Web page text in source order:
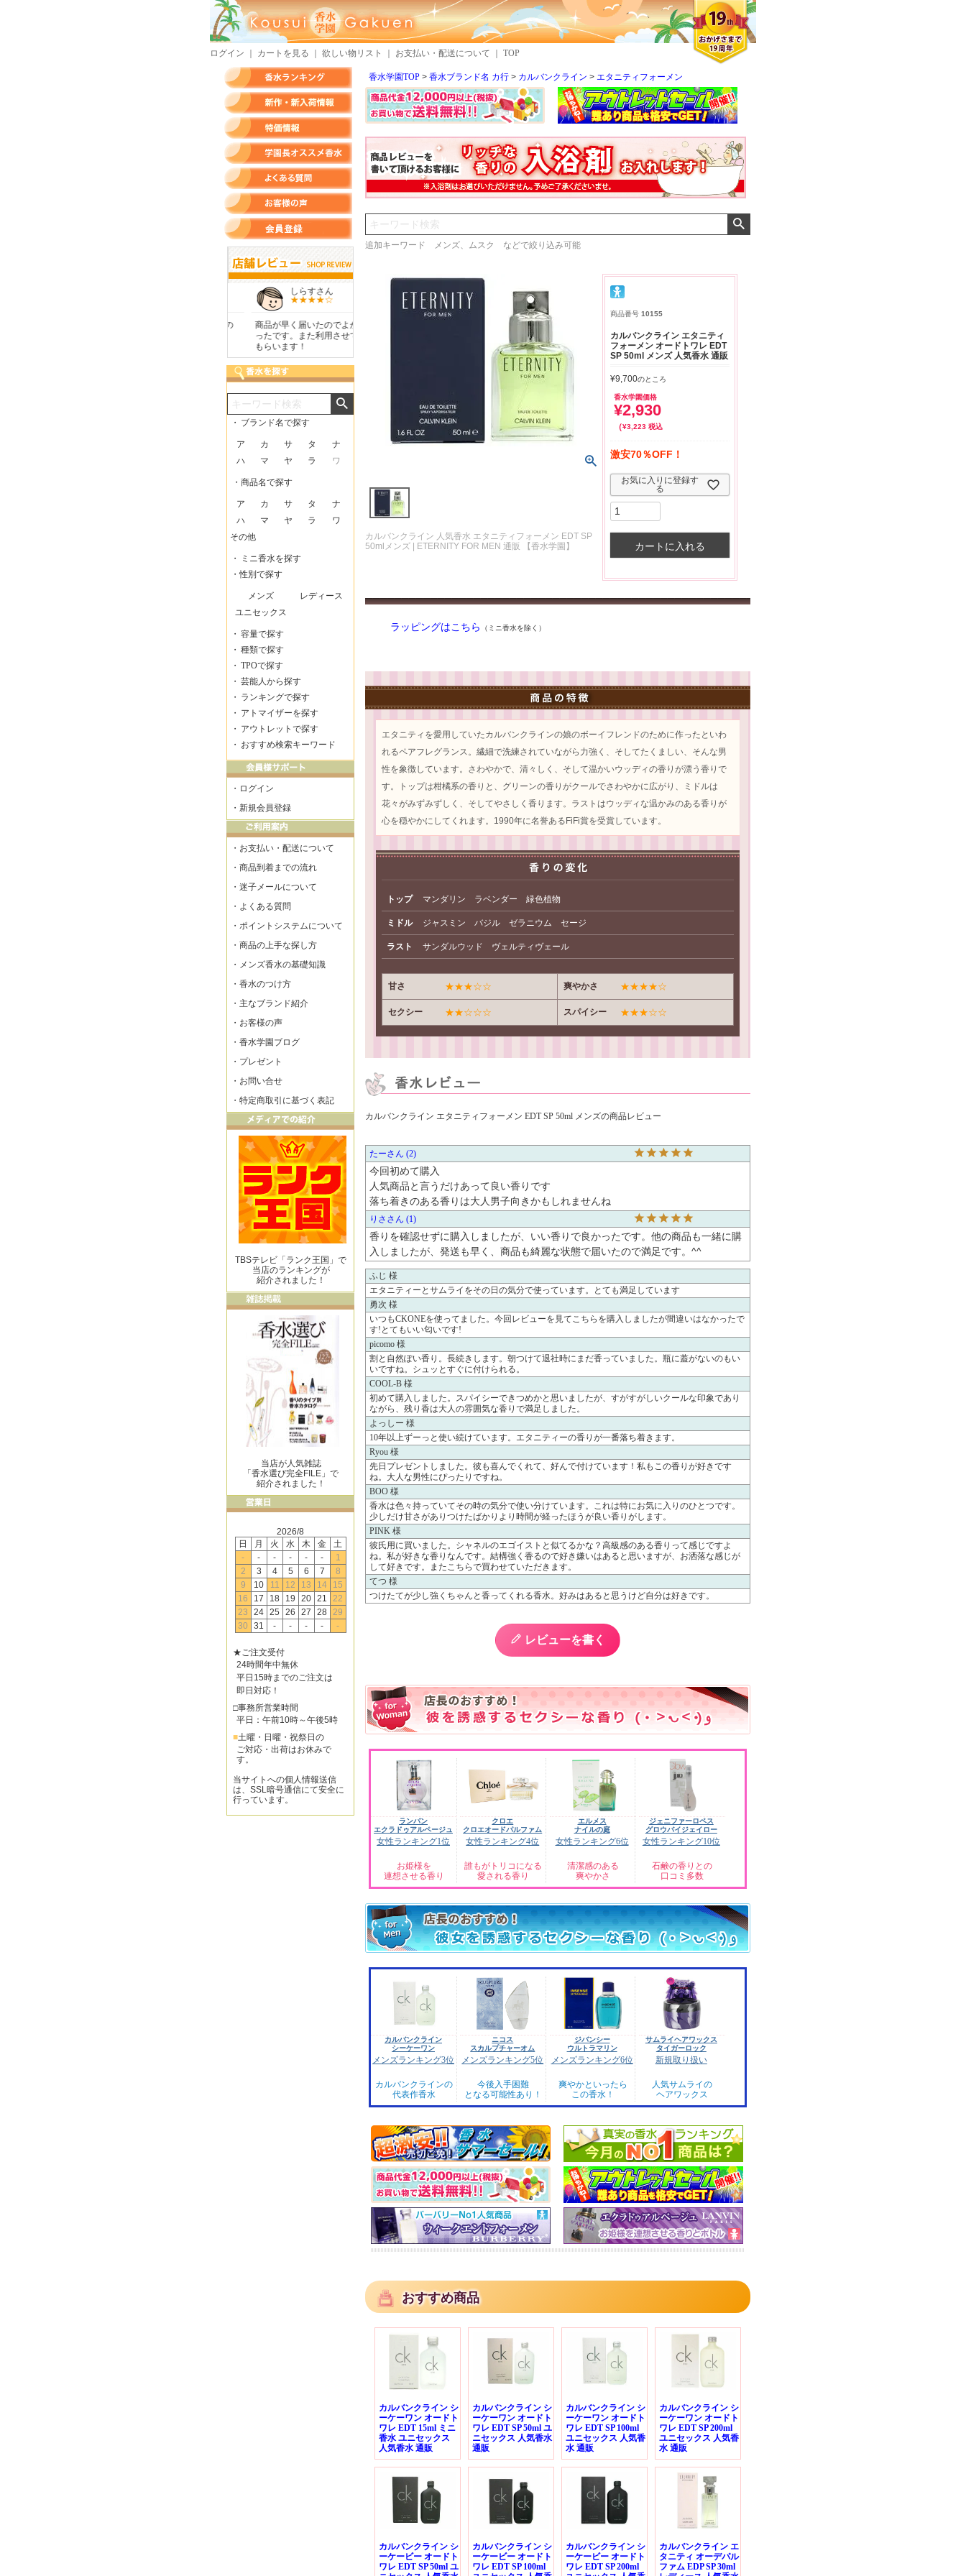
ログイン カートを見る 欲しい物リスト お支払い・配送について TOP
香水学園TOP 香水ブランド名 カ行 カルバンクライン エタニティフォーメン
検索
追加キーワード メンズ、ムスク などで絞り込み可能
カルバンクライン 人気香水 エタニティフォーメン EDT SP
50mlメンズ | ETERNITY FOR MEN 通販 【香水学園】
商品番号 10155
カルバンクライン エタニティ
フォーメン オードトワレ EDT
SP 50ml メンズ 人気香水 通販
¥9,700のところ
香水学園価格
¥2,930
¥3,223 税込
激安70％OFF！
お気に入りに登録す
る
カートに入れる
ラッピングはこちら （ミニ香水を除く）
エタニティを愛用していたカルバンクラインの娘のボーイフレンドのために作ったといわ
れるペアフレグランス。繊細で洗練されていながら力強く、そしてたくましい、そんな男
性を象徴しています。さわやかで、清々しく、そして温かいウッディの香りが漂う香りで
す。トップは柑橘系の香りと、グリーンの香りがクールでさわやかに広がり、ミドルは
花々がみずみずしく、そしてやさしく香ります。ラストはウッディな温かみのある香りが
心を穏やかにしてくれます。1990年に名誉あるFiFi賞を受賞しています。
トップ マンダリン ラベンダー 緑色植物
ミドル ジャスミン バジル ゼラニウム セージ
ラスト サンダルウッド ヴェルティヴェール
甘さ ★★★☆☆ 爽やかさ ★★★★☆
セクシー ★★☆☆☆ スパイシー ★★★☆☆
カルバンクライン エタニティフォーメン EDT SP 50ml メンズの商品レビュー
たー 2
今回初めて購入
人気商品と言うだけあって良い香りです
落ち着きのある香りは大人男子向きかもしれませんね
りさ 1
香りを確認せずに購入しましたが、いい香りで良かったです。他の商品も一緒に購
入しましたが、発送も早く、商品も綺麗な状態で届いたので満足です。^^
ふじ 様
エタニティーとサムライをその日の気分で使っています。とても満足しています
勇次 様
いつもCKONEを使ってました。今回レビューを見てこちらを購入しましたが間違いはなかったで
す!とてもいい匂いです!
picomo 様
割と自然ぽい香り。長続きします。朝つけて退社時にまだ香っていました。瓶に蓋がないのもい
いですね。シュッとすぐに付けられる。
COOL-B 様
初めて購入しました。スパイシーできつめかと思いましたが、すがすがしいクールな印象であり
ながら、残り香は大人の雰囲気な香りで満足しました。
よっしー 様
10年以上ずーっと使い続けています。エタニティーの香りが一番落ち着きます。
Ryou 様
先日プレゼントしました。彼も喜んでくれて、好んで付けています！私もこの香りが好きです
ね。大人な男性にぴったりですね。
BOO 様
香水は色々持っていてその時の気分で使い分けています。これは特にお気に入りのひとつです。
少しだけ甘さがありつけたばかりより時間が経ったほうが良い香りがします。
PINK 様
彼氏用に買いました。シャネルのエゴイストと似てるかな？高級感のある香りって感じですよ
ね。私が好きな香りなんです。結構強く香るので好き嫌いはあると思いますが、お洒落な感じが
して好きです。またこちらで買わせていただきます。
てつ 様
つけたてが少し強くちゃんと香ってくれる香水。好みはあると思うけど自分は好きです。
レビューを書く
ランバン
エクラドゥアルページュ
女性ランキング1位
お姫様を
連想させる香り
クロエ
クロエオードパルファム
女性ランキング4位
誰もがトリコになる
愛される香り
エルメス
ナイルの庭
女性ランキング6位
清潔感のある
爽やかさ
ジェニファーロペス
グロウバイジェイロー
女性ランキング10位
石鹸の香りとの
口コミ多数
カルバンクライン
シーケーワン
メンズランキング3位
カルバンクラインの
代表作香水
ニコス
スカルプチャーオム
メンズランキング5位
今後入手困難
となる可能性あり！
ジバンシー
ウルトラマリン
メンズランキング6位
爽やかといったら
この香水！
サムライヘアワックス
タイガーロック
新規取り扱い
人気サムライの
ヘアワックス
おすすめ商品
カルバンクライン シ
ーケーワン オードト
ワレ EDT 15ml ミニ
香水 ユニセックス
人気香水 通販
カルバンクライン シ
ーケーワン オードト
ワレ EDT SP 50ml ユ
ニセックス 人気香水
通販
カルバンクライン シ
ーケーワン オードト
ワレ EDT SP 100ml
ユニセックス 人気香
水 通販
カルバンクライン シ
ーケーワン オードト
ワレ EDT SP 200ml
ユニセックス 人気香
水 通販
カルバンクライン シ
ーケービー オードト
ワレ EDT SP 50ml ユ
カルバンクライン シ
ーケービー オードト
ワレ EDT SP 100ml
カルバンクライン シ
ーケービー オードト
ワレ EDT SP 200ml
カルバンクライン エ
タニティ オーデパル
ファム EDP SP 30ml
しらすさん
商品が早く届いたのでよか
ったです。また利用させて
もらいます！
MMさん クロエさん
気持ちよくお取引が出来ま
した。またよろしくお願い
いたします。
した。早速レビューを書き
ました！
・ ブランド名で探す
ア カ サ タ
ナ
ハ
マ ヤ ラ ワ
・商品名で探す
ア カ サ タ
ナ
ハ
マ ヤ ラ
ワ
その他
・
ミニ香水を探す
・性別で探す
メンズ
レディース
ユニセックス
・ 容量で探す
・ 種類で探す
・ TPOで探す
・ 芸能人から探す
・ ランキングで探す
・ アトマイザーを探す
・ アウトレットで探す
・ おすすめ検索キーワード
・ ログイン
・ 新規会員登録
・ お支払い・配送について
・ 商品到着までの流れ
・ 迷子メールについて
・ よくある質問
・ ポイントシステムについて
・ 商品の上手な探し方
・ メンズ香水の基礎知識
・ 香水のつけ方
・ 主なブランド紹介
・ お客様の声
・ 香水学園ブログ
・ プレゼント
・ お問い合せ
・ 特定商取引に基づく表記
TBSテレビ「ランク王国」で
当店のランキングが
紹介されました！
当店が人気雑誌
「香水選び完全FILE」で
紹介されました！
2026/8
日
月 火 水 木 金
土
-
- - - - -
1
2
3 4 5 6 7
8
9
10 11 12 13 14
15
16
17 18 19 20 21
22
23
24 25 26 27 28 29
30
31 - - - - -
★ご注文受付
24時間年中無休
平日15時までのご注文は
即日対応！
□事務所営業時間
平日：午前10時～午後5時
■土曜・日曜・祝祭日の
ご対応・出荷はお休みで
す。
当サイトへの個人情報送信
は、SSL暗号通信にて安全に
行っています。